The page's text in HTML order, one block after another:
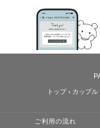
トップ › カップ
ご利用の流れ